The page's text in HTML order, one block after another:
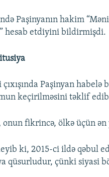
Paşinyanın hakim
hesab etdiyini bildirmişdi.
Paşinyan
keçirilməsini təklif
fikrincə, ölkə üçün ən
ki, 2015-ci ildə qəbul
qüsurludur, çünki siyasi